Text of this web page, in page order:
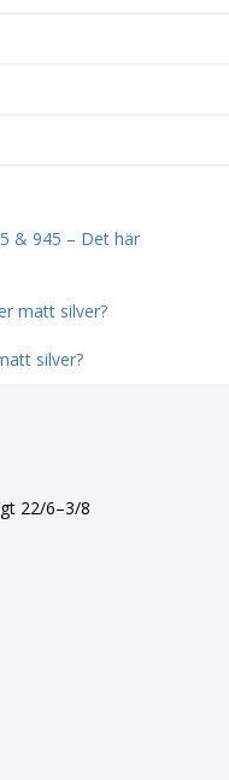
& 945 – Det här
matt silver?
silver?
22/6–3/8